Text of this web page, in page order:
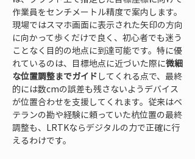
作業員をセンチメートル精度で案内します。
現場ではスマホ画面に表示された矢印の方向
に向かって歩くだけで良く、初心者でも迷う
ことなく目的の地点に到達可能です。特に優
れているのは、目標地点に近づいた際に微細
な位置調整までガイド してくれる点で、最終
的には数cmの誤差も残さないようデバイス
が位置合わせを支援してくれます。従来はベ
テランの勘や経験に頼っていた杭位置の最終
調整も、LRTKならデジタルの力で正確に行
えるわけです。